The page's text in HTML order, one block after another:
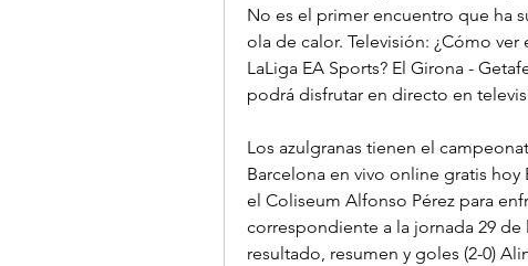
No es el primer encuentro que ha
ola de calor. Televisión: ¿Cómo
LaLiga EA Sports? El Girona -
podrá disfrutar en directo en
Los azulgranas tienen el
Barcelona en vivo online gratis
el Coliseum Alfonso Pérez para
correspondiente a la jornada 29 de
resultado, resumen y goles (2-0)